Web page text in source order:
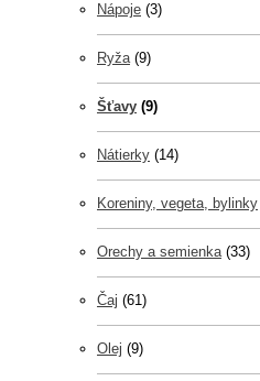
Nápoje (3)
Ryža (9)
Šťavy (9)
Nátierky (14)
Koreniny, vegeta, bylinky
Orechy a semienka (33)
Čaj (61)
Olej (9)